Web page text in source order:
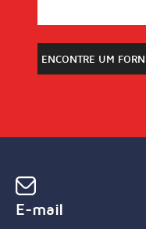
E-mail